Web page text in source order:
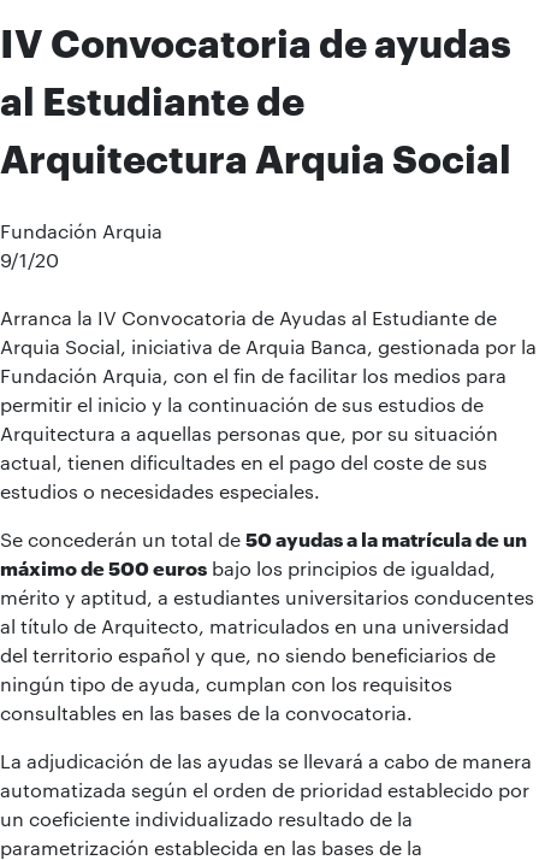
IV Convocatoria de ayudas
al Estudiante de
Arquitectura Arquia Social
Fundación Arquia
9/1/20
Arranca la IV Convocatoria de Ayudas al Estudiante de
Arquia Social, iniciativa de Arquia Banca, gestionada por la
Fundación Arquia, con el fin de facilitar los medios para
permitir el inicio y la continuación de sus estudios de
Arquitectura a aquellas personas que, por su situación
actual, tienen dificultades en el pago del coste de sus
estudios o necesidades especiales.
Se concederán un total de 50 ayudas a la matrícula de un
máximo de 500 euros bajo los principios de igualdad,
mérito y aptitud, a estudiantes universitarios conducentes
al título de Arquitecto, matriculados en una universidad
del territorio español y que, no siendo beneficiarios de
ningún tipo de ayuda, cumplan con los requisitos
consultables en las bases de la convocatoria.
La adjudicación de las ayudas se llevará a cabo de manera
automatizada según el orden de prioridad establecido por
un coeficiente individualizado resultado de la
parametrización establecida en las bases de la